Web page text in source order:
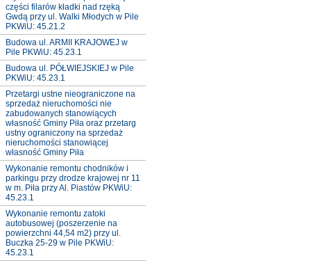
części filarów kładki nad rzęką
Gwdą przy ul. Walki Młodych w Pile
PKWiU: 45.21.2
Budowa ul. ARMII KRAJOWEJ w
Pile PKWiU: 45.23.1
Budowa ul. PÓŁWIEJSKIEJ w Pile
PKWiU: 45.23.1
Przetargi ustne nieograniczone na
sprzedaż nieruchomości nie
zabudowanych stanowiących
własność Gminy Piła oraz przetarg
ustny ograniczony na sprzedaż
nieruchomości stanowiącej
własność Gminy Piła
Wykonanie remontu chodników i
parkingu przy drodze krajowej nr 11
w m. Piła przy Al. Piastów PKWiU:
45.23.1
Wykonanie remontu zatoki
autobusowej (poszerzenie na
powierzchni 44,54 m2) przy ul.
Buczka 25-29 w Pile PKWiU:
45.23.1